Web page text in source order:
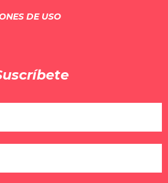
DE USO